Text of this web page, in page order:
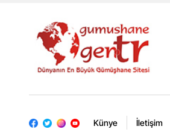
Künye İletişim